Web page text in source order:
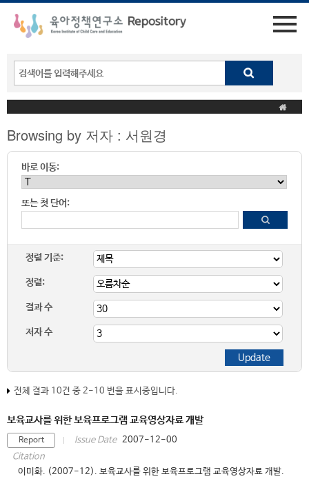
Browsing by 저자 : 서원경
바로 이동:
또는 첫 단어:
정렬 기준:
정렬:
결과 수
저자 수
전체 결과 10건 중 2-10 번을 표시중입니다.
보육교사를 위한 보육프로그램 교육영상자료 개발
Report Issue Date 2007-12-00
Citation
이미화. (2007-12). 보육교사를 위한 보육프로그램 교육영상자료 개발.